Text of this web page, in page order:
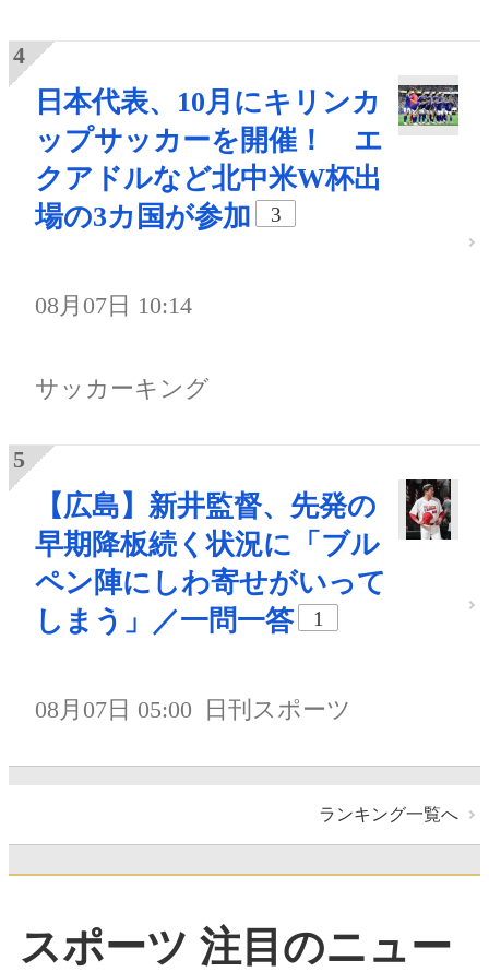
日本代表、10月にキリンカ
ップサッカーを開催！ エ
クアドルなど北中米W杯出
場の3カ国が参加
3
08月07日 10:14
サッカーキング
【広島】新井監督、先発の
早期降板続く状況に「ブル
ペン陣にしわ寄せがいって
しまう」／一問一答
1
08月07日 05:00 日刊スポーツ
ランキング一覧へ
スポーツ 注目のニュー